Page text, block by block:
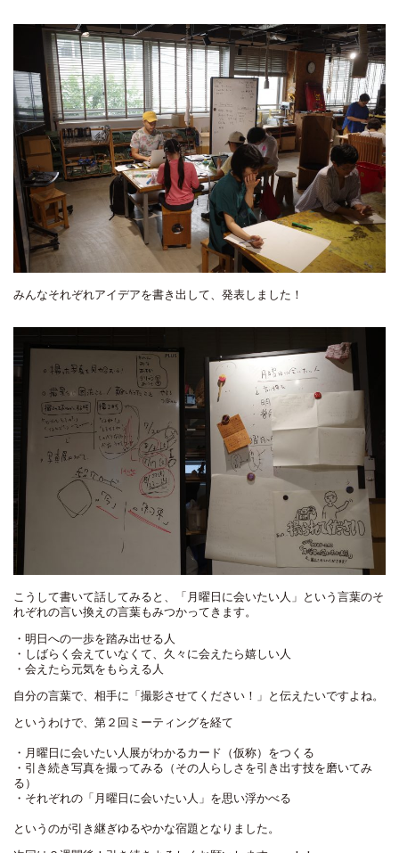
みんなそれぞれアイデアを書き出して、発表しました！
こうして書いて話してみると、「月曜日に会いたい人」という言葉のそ
れぞれの言い換えの言葉もみつかってきます。
・明日への一歩を踏み出せる人
・しばらく会えていなくて、久々に会えたら嬉しい人
・会えたら元気をもらえる人
自分の言葉で、相手に「撮影させてください！」と伝えたいですよね。
というわけで、第２回ミーティングを経て
・月曜日に会いたい人展がわかるカード（仮称）をつくる
・引き続き写真を撮ってみる（その人らしさを引き出す技を磨いてみ
る）
・それぞれの「月曜日に会いたい人」を思い浮かべる
というのが引き継ぎゆるやかな宿題となりました。